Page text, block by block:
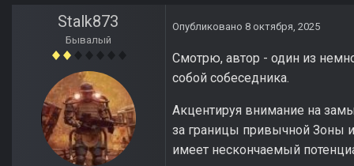
Stalk873
Бывалый
Опубликовано 8 октября, 2025
Смотрю, автор - один из
собой собеседника.
Акцентируя внимание на
за границы привычной Зоны
имеет нескончаемый